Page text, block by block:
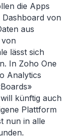
die Apps
von
aus
von
lässt sich
In Zoho One
Analytics
Boards»
künftig auch
Plattform
nun in alle